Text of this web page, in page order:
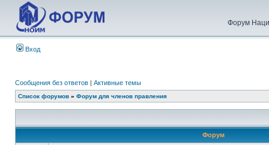
Форум
Вход
Сообщения без ответов | Активные темы
Список форумов » Форум для членов правления
Форум